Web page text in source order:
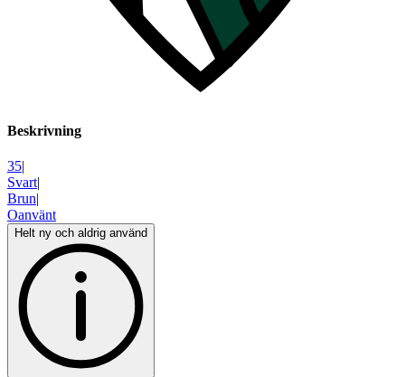
Beskrivning
35|
Svart|
Brun|
Oanvänt
Helt ny och aldrig använd